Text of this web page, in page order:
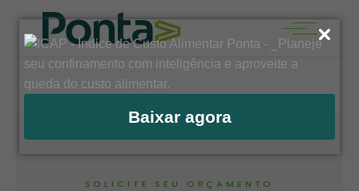
Baixar agora
SOLICITE SEU ORÇAMENTO